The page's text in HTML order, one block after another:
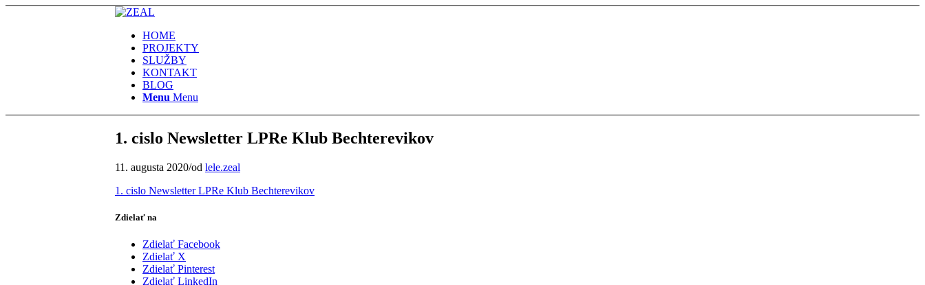
HOME
PROJEKTY
SLUŽBY
KONTAKT
BLOG
Menu Menu
1. cislo Newsletter LPRe Klub Bechterevikov
11. augusta 2020/od lele.zeal
1. cislo Newsletter LPRe Klub Bechterevikov
Zdielať na
Zdielať Facebook
Zdielať X
Zdielať Pinterest
Zdielať LinkedIn